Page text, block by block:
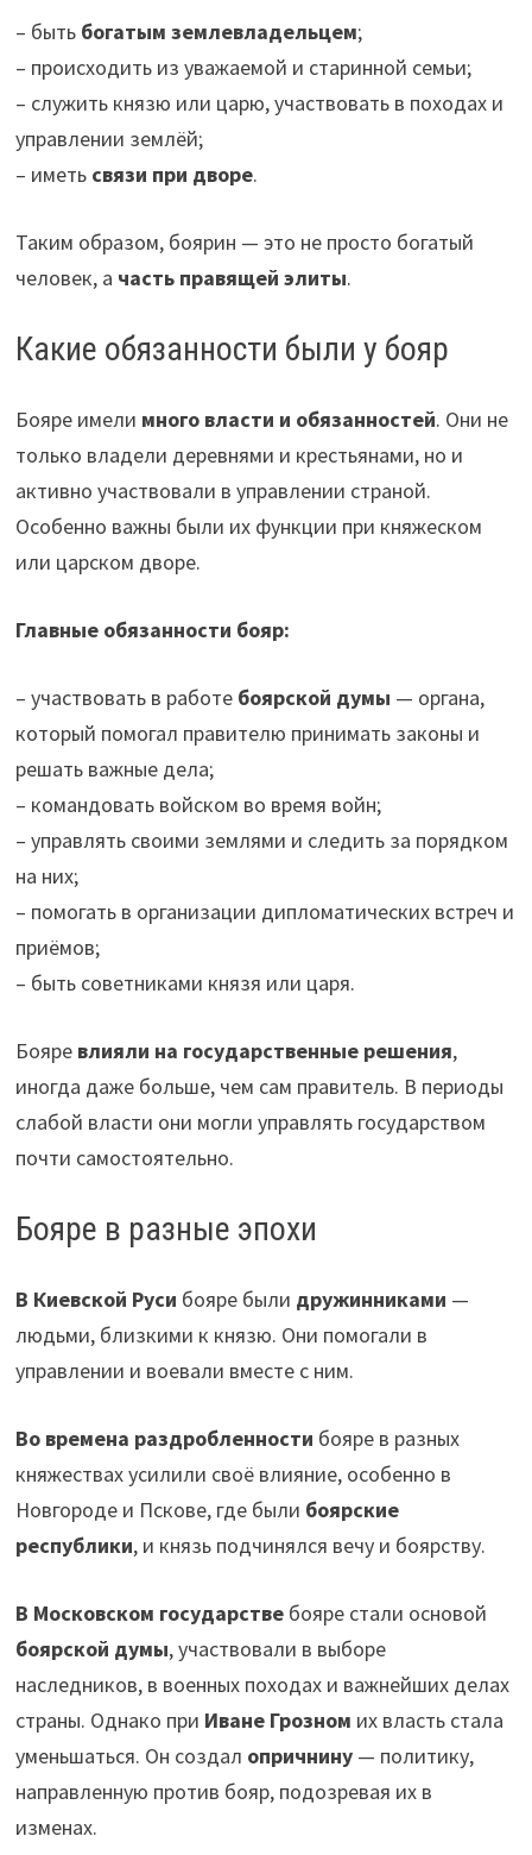
– быть богатым землевладельцем;
– происходить из уважаемой и старинной семьи;
– служить князю или царю, участвовать в походах и
управлении землёй;
– иметь связи при дворе.
Таким образом, боярин — это не просто богатый
человек, а часть правящей элиты.
Какие обязанности были у бояр
Бояре имели много власти и обязанностей. Они не
только владели деревнями и крестьянами, но и
активно участвовали в управлении страной.
Особенно важны были их функции при княжеском
или царском дворе.
Главные обязанности бояр:
– участвовать в работе боярской думы — органа,
который помогал правителю принимать законы и
решать важные дела;
– командовать войском во время войн;
– управлять своими землями и следить за порядком
на них;
– помогать в организации дипломатических встреч и
приёмов;
– быть советниками князя или царя.
Бояре влияли на государственные решения,
иногда даже больше, чем сам правитель. В периоды
слабой власти они могли управлять государством
почти самостоятельно.
Бояре в разные эпохи
В Киевской Руси бояре были дружинниками —
людьми, близкими к князю. Они помогали в
управлении и воевали вместе с ним.
Во времена раздробленности бояре в разных
княжествах усилили своё влияние, особенно в
Новгороде и Пскове, где были боярские
республики, и князь подчинялся вечу и боярству.
В Московском государствебояре стали основой
боярской думы, участвовали в выборе
наследников, в военных походах и важнейших делах
страны. Однако при Иване Грозном их власть стала
уменьшаться. Он создал опричнину— политику,
направленную против бояр, подозревая их в
изменах.